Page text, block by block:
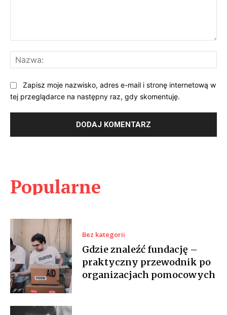
Popularne
Bez kategorii
Gdzie znaleźć fundację –
praktyczny przewodnik po
organizacjach pomocowych
Zapisz moje nazwisko, adres e-mail i stronę internetową w
tej przeglądarce na następny raz, gdy skomentuję.